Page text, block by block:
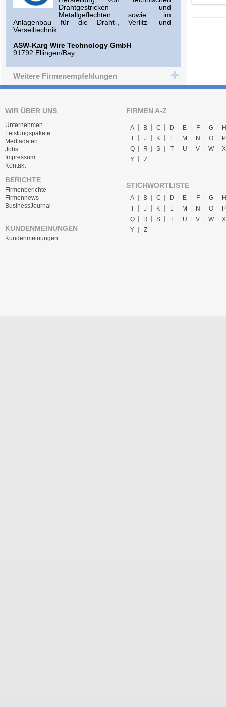
Drahtgestricken und
Metallgeflechten sowie im
Anlagenbau für die Draht-, Verlitz- und
Verseiltechnik.
ASW-Karg Wire Technology GmbH
91792 Ellingen/Bay.
Weitere Firmenempfehlungen
WIR ÜBER UNS
Unternehmen
Leistungspakete
Mediadaten
Jobs
Impressum
Kontakt
BERICHTE
Firmenberichte
Firmennews
BusinessJournal
KUNDENMEINUNGEN
Kundenmeinungen
FIRMEN A-Z
A B C D E F G
H
J K L M N O
P
Q
R S T U V W
X
Y
Z
STICHWORTLISTE
A B C D E F G
H
I
J K L M N O
P
Q
R S T U V W
X
Y
Z